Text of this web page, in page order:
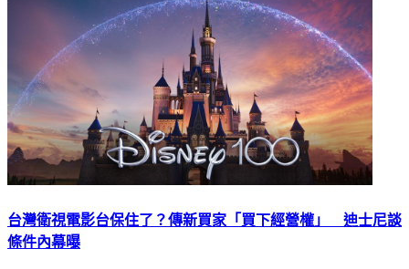
台灣衛視電影台保住了？傳新買家「買下經營權」 迪士尼談
條件內幕曝